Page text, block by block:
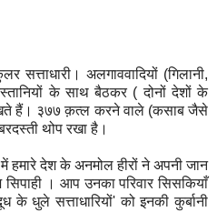
सत्ताधारी। अलगाववादियों (गिलानी,
के साथ बैठकर (दोनों देशों के
हैं। ३७७ क़त्ल करने वाले(कसाब जैसे
थोप रखा है।
में हमारे देश के अनमोल हीरों ने अपनी जान
सिपाही । आप उनका परिवार सिसकियाँ
के धुले सत्ताधारियों'को इनकी कुर्बानी